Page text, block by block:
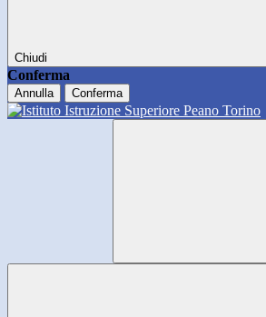
Chiudi
Conferma
Annulla Conferma